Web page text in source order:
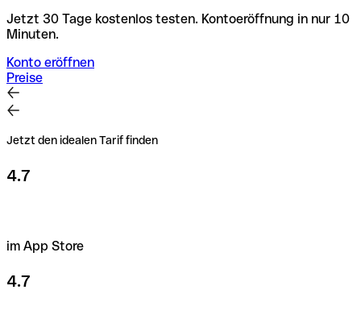
Jetzt 30 Tage kostenlos testen. Kontoeröffnung in nur 10
Minuten.
Konto eröffnen
Preise
Jetzt den idealen Tarif finden
4.7
im App Store
4.7